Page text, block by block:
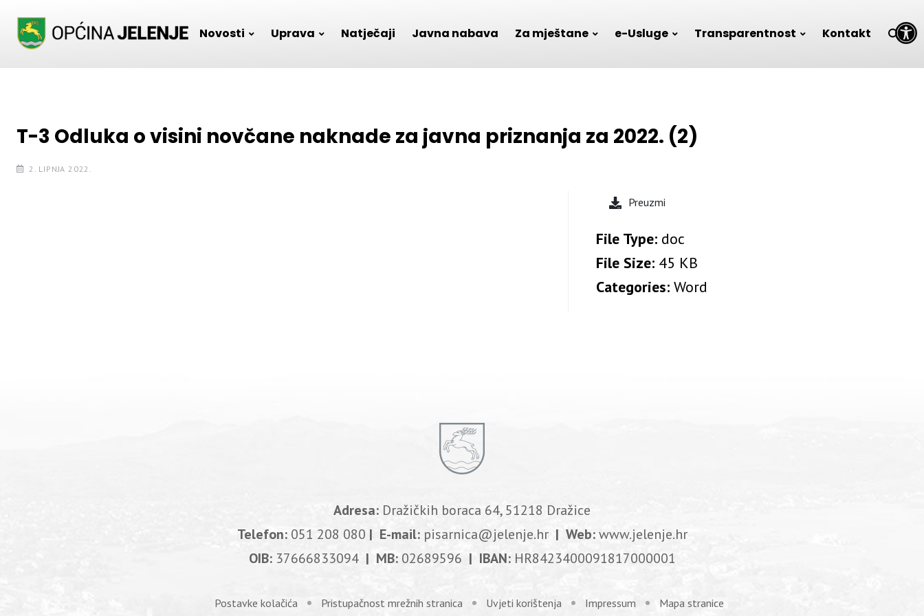
Open toolbar
Novosti Uprava Natječaji Javna nabava Za mještane e-Usluge Transparentnost Kontakt
T-3 Odluka o visini novčane naknade za javna priznanja za 2022. (2)
2. LIPNJA 2022.
Preuzmi
File Type: doc
File Size: 45 KB
Categories:Word
Adresa: Dražičkih boraca 64, 51218 Dražice
Telefon: 051 208 080 | E-mail: pisarnica@jelenje.hr| Web:www.jelenje.hr
OIB: 37666833094| MB: 02689596 | IBAN: HR8423400091817000001
Postavke kolačića Pristupačnost mrežnih stranica Uvjeti korištenja Impressum Mapa stranice